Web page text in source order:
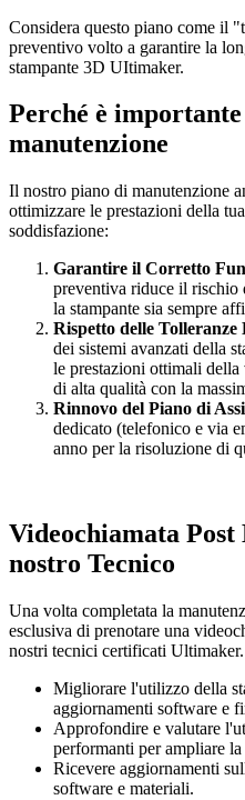
Considera questo piano come il
preventivo volto a garantire la
stampante 3D UItimaker.
Perché è
manutenzione
Il nostro piano di manutenzione
ottimizzare le prestazioni della
soddisfazione:
Garantire il Corretto
preventiva riduce il rischio
la stampante sia sempre
Rispetto delle Tolleranze
dei sistemi avanzati della
le prestazioni ottimali della
di alta qualità con la
Rinnovo del Piano di
dedicato (telefonico e via
anno per la risoluzione di
Videochiamata
nostro Tecnico
Una volta completata la
esclusiva di prenotare una
nostri tecnici certificati
Migliorare l'utilizzo della
aggiornamenti software e
Approfondire e valutare
performanti per ampliare
Ricevere aggiornamenti
software e materiali.